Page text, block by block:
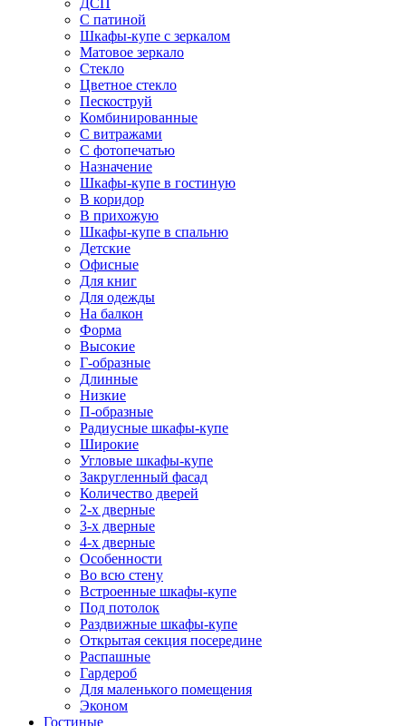
ДСП
С патиной
Шкафы-купе с зеркалом
Матовое зеркало
Стекло
Цветное стекло
Пескоструй
Комбинированные
С витражами
С фотопечатью
Назначение
Шкафы-купе в гостиную
В коридор
В прихожую
Шкафы-купе в спальню
Детские
Офисные
Для книг
Для одежды
На балкон
Форма
Высокие
Г-образные
Длинные
Низкие
П-образные
Радиусные шкафы-купе
Широкие
Угловые шкафы-купе
Закругленный фасад
Количество дверей
2-х дверные
3-х дверные
4-х дверные
Особенности
Во всю стену
Встроенные шкафы-купе
Под потолок
Раздвижные шкафы-купе
Открытая секция посередине
Распашные
Гардероб
Для маленького помещения
Эконом
Гостиные